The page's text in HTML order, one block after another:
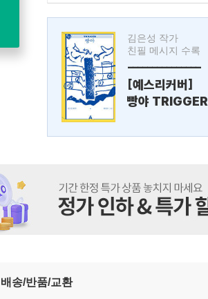
김은성 작가
친필 메시지 수록
---------------
[예스리커버]
빵야 TRIGGER
배송/반품/교환